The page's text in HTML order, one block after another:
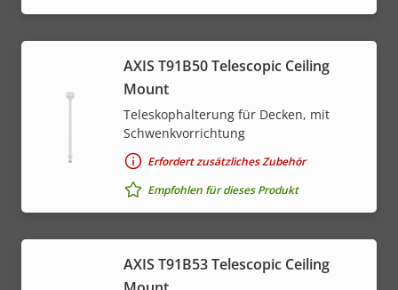
AXIS T91B50 Telescopic Ceiling
Mount
Teleskophalterung für Decken, mit
Schwenkvorrichtung
Erfordert zusätzliches Zubehör
Empfohlen für dieses Produkt
AXIS T91B53 Telescopic Ceiling